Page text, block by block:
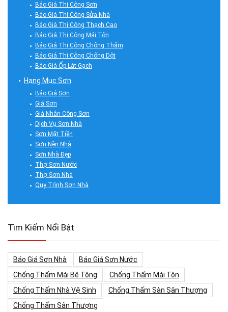
Báo Giá Thi Công Sơn
Báo Giá Thi Công Sửa Nhà
Báo Giá Thi Công Thạch Cao
Báo Giá Thi Công Mái Tôn
Báo Giá Thi Công Chống Thấm
Báo Giá Thi Công Chống Dột
Báo Giá Ốp Lát Gạch
Hạng Mục Sơn
Báo Giá Sơn
Giá Sơn
Giá Nhân Công Sơn
Dịch Vụ Sơn Nhà
Sơn Mặt Tiền
Sơn Nền Nhà
Sơn Nhà Đẹp
Thợ Sơn Nước
Thợ Sơn Nhà
Quy Trình Sơn Nhà
Tìm Kiếm Nổi Bật
Báo Giá Sơn Nhà
Báo Giá Sơn Nước
Chống Thấm Mái Bê Tông
Chống Thấm Mái Tôn
Chống Thấm Nhà Vệ Sinh
Chống Thấm Sàn Sân Thượng
Chống Thấm Sân Thượng